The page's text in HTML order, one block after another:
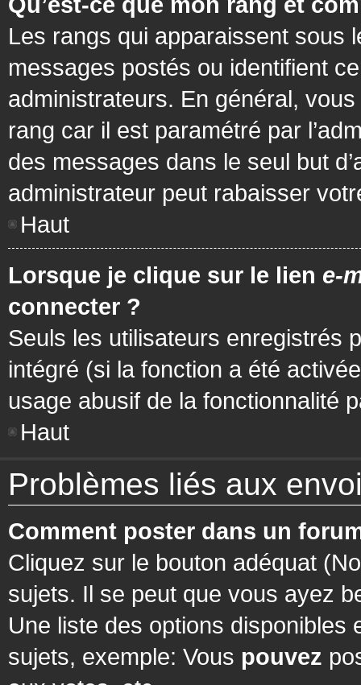
Les rangs qui apparaissent sous
messages postés ou identifient
administrateurs. En général,
rang car il est paramétré par
des messages dans le seul but
administrateur peut rabaisser
Haut
Lorsque je clique sur le lien e-
connecter ?
Seuls les utilisateurs enregistrés
intégré (si la fonction a été
usage abusif de la fonctionnalité
Haut
Problèmes liés aux
Comment poster dans un
Cliquez sur le bouton adéquat
sujets. Il se peut que vous ayez
Une liste des options
sujets, exemple: Vous pouvez